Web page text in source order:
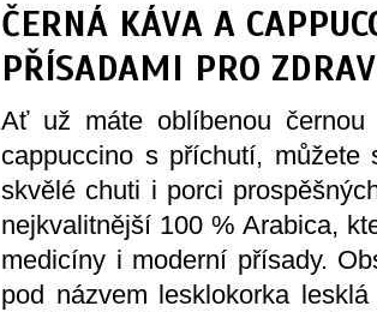
ČERNÁ KÁVA A
PŘÍSADAMI PRO
Ať už máte oblíbenou
cappuccino s příchutí,
skvělé chuti i porci
nejkvalitnější 100 % Arabica,
medicíny i moderní přísady.
pod názvem lesklokorka